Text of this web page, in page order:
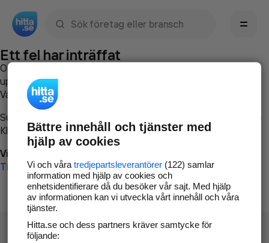
Ett fel har inträffat
Om du vill kan du
uppstod så att vi lättare och snabbare kan avhjälpa det.
Vänligen försök med följande:
Surfa till
Klicka påTillbaka-knappen i webbläsaren och försök igen
Vi beklagar besväret!
Till startsidan
Bättre innehåll och tjänster med
hjälp av cookies
Vi och våra tredjepartsleverantörer(122) samlar
information med hjälp av cookies och
enhetsidentifierare då du besöker vår sajt. Med hjälp
av informationen kan vi utveckla vårt innehåll och våra
tjänster.
Hitta.se och dess partners kräver samtycke för
följande: